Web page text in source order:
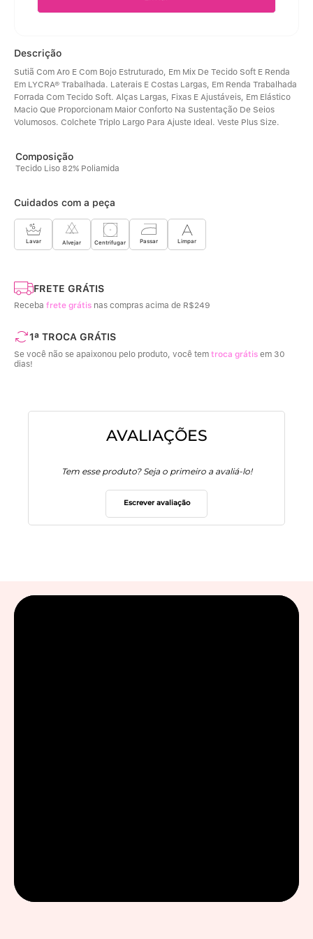
Descrição
Sutiã Com Aro E Com Bojo Estruturado, Em Mix De Tecido Soft E Renda
Em LYCRA® Trabalhada. Laterais E Costas Largas, Em Renda Trabalhada
Forrada Com Tecido Soft. Alças Largas, Fixas E Ajustáveis, Em Elástico
Macio Que Proporcionam Maior Conforto Na Sustentação De Seios
Volumosos. Colchete Triplo Largo Para Ajuste Ideal. Veste Plus Size.
Tecido Liso 82% Poliamida
Cuidados com a peça
Lavar Alvejar Centrifugar Passar Limpar
FRETE GRÁTIS
Receba frete grátis nas compras acima de R$249
1ª TROCA GRÁTIS
Se você não se apaixonou pelo produto, você tem troca grátis em 30
dias!
AVALIAÇÕES
Tem esse produto? Seja o primeiro a avaliá-lo!
Escrever avaliação